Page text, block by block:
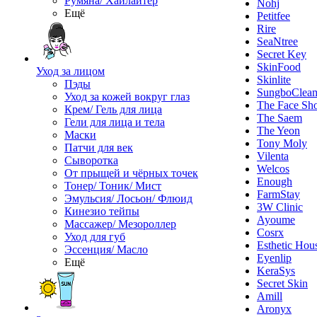
Ещё
Уход за лицом
Пэды
Уход за кожей вокруг глаз
Крем/ Гель для лица
Гели для лица и тела
Маски
Патчи для век
Сыворотка
От прыщей и чёрных точек
Тонер/ Тоник/ Мист
Эмульсия/ Лосьон/ Флюид
Кинезио тейпы
Массажер/ Мезороллер
Уход для губ
Эссенция/ Масло
Ещё
Nohj
Petitfee
Rire
SeaNtree
Secret Key
SkinFood
Skinlite
The Face
The Saem
The Yeon
Tony Moly
Vilenta
Welcos
Enough
FarmStay
3W Clinic
Ayoume
Cosrx
Esthetic
Eyenlip
KeraSys
Secret Skin
Amill
Aronyx